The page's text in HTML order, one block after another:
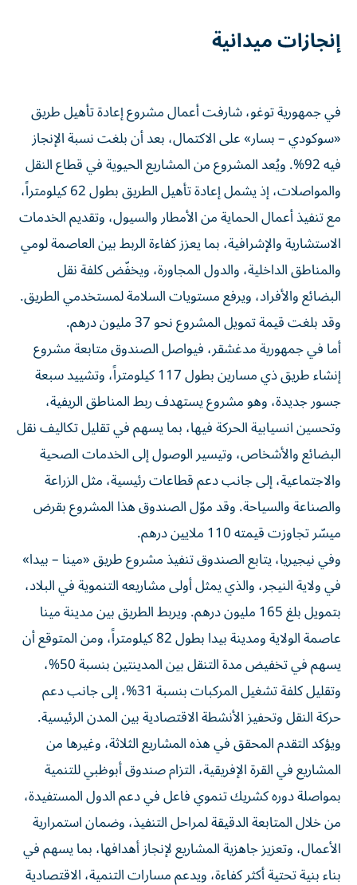
إنجازات ميدانية
في جمهورية توغو، شارفت أعمال مشروع إعادة تأهيل طريق
«سوكودي – بسار» على الاكتمال، بعد أن بلغت نسبة الإنجاز
فيه 92%. ويُعد المشروع من المشاريع الحيوية في قطاع النقل
والمواصلات، إذ يشمل إعادة تأهيل الطريق بطول 62 كيلومتراً،
مع تنفيذ أعمال الحماية من الأمطار والسيول، وتقديم الخدمات
الاستشارية والإشرافية، بما يعزز كفاءة الربط بين العاصمة لومي
والمناطق الداخلية، والدول المجاورة، ويخفّض كلفة نقل
البضائع والأفراد، ويرفع مستويات السلامة لمستخدمي الطريق.
وقد بلغت قيمة تمويل المشروع نحو 37 مليون درهم.
أما في جمهورية مدغشقر، فيواصل الصندوق متابعة مشروع
إنشاء طريق ذي مسارين بطول 117 كيلومتراً، وتشييد سبعة
جسور جديدة، وهو مشروع يستهدف ربط المناطق الريفية،
وتحسين انسيابية الحركة فيها، بما يسهم في تقليل تكاليف نقل
البضائع والأشخاص، وتيسير الوصول إلى الخدمات الصحية
والاجتماعية، إلى جانب دعم قطاعات رئيسية، مثل الزراعة
والصناعة والسياحة. وقد موّل الصندوق هذا المشروع بقرض
ميسّر تجاوزت قيمته 110 ملايين درهم.
وفي نيجيريا، يتابع الصندوق تنفيذ مشروع طريق «مينا – بيدا»
في ولاية النيجر، والذي يمثل أولى مشاريعه التنموية في البلاد،
بتمويل بلغ 165 مليون درهم. ويربط الطريق بين مدينة مينا
عاصمة الولاية ومدينة بيدا بطول 82 كيلومتراً، ومن المتوقع أن
يسهم في تخفيض مدة التنقل بين المدينتين بنسبة 50%،
وتقليل كلفة تشغيل المركبات بنسبة 31%، إلى جانب دعم
حركة النقل وتحفيز الأنشطة الاقتصادية بين المدن الرئيسية.
ويؤكد التقدم المحقق في هذه المشاريع الثلاثة، وغيرها من
المشاريع في القرة الإفريقية، التزام صندوق أبوظبي للتنمية
بمواصلة دوره كشريك تنموي فاعل في دعم الدول المستفيدة،
من خلال المتابعة الدقيقة لمراحل التنفيذ، وضمان استمرارية
الأعمال، وتعزيز جاهزية المشاريع لإنجاز أهدافها، بما يسهم في
بناء بنية تحتية أكثر كفاءة، ويدعم مسارات التنمية، الاقتصادية